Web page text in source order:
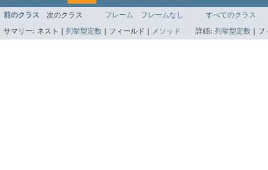
前のクラス 次のクラス フレーム フレームなし
すべてのクラス
サマリー: ネスト | 列挙型定数 フィールド | メソッド 詳細: 列挙型定数 フ